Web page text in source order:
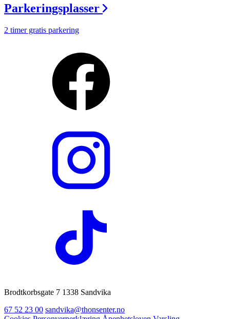
Parkeringsplasser
2 timer gratis parkering
Brodtkorbsgate 7 1338 Sandvika
67 52 23 00 sandvika@thonsenter.no